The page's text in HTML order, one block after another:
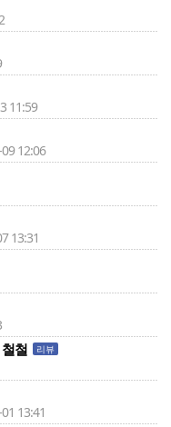
11:59
12:06
13:31
철 리뷰
13:41